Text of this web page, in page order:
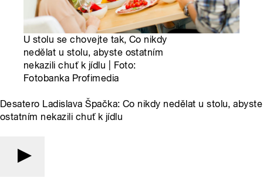
U stolu se chovejte tak, Co nikdy
nedělat u stolu, abyste ostatním
nekazili chuť k jídlu | Foto:
Fotobanka Profimedia
Desatero Ladislava Špačka: Co nikdy nedělat u stolu, abyste
ostatním nekazili chuť k jídlu